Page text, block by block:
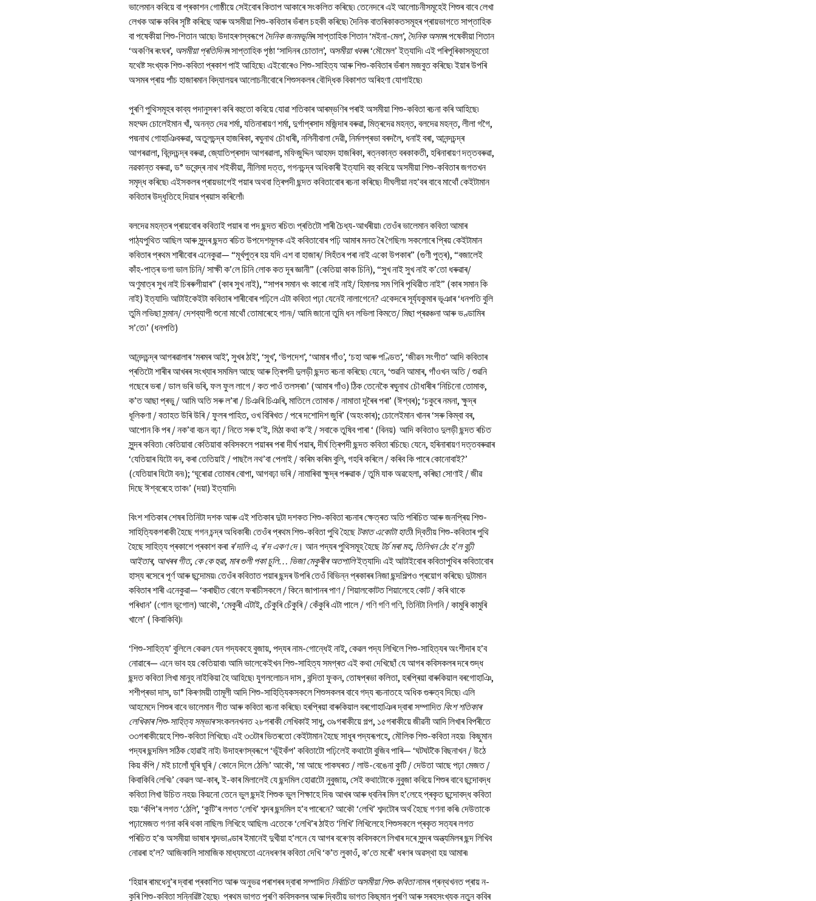
ভালেমান কবিয়ে বা প্ৰকাশন গোষ্ঠীয়ে সেইবোৰ কিতাপ আকাৰে সংকলিত কৰিছে৷ তেনেদৰে এই আলোচনীসমূহেই শিশুৰ বাবে লেখা
লেখক আৰু কবিৰ সৃষ্টি কৰিছে আৰু অসমীয়া শিশু-কবিতাৰ ভঁৰাল চহকী কৰিছে৷ দৈনিক বাতৰিকাকতসমূহৰ প্ৰায়ভাগতে সাপ্তাহিক
বা পষেকীয়া শিশু-শিতান আছে৷ উদাহৰণস্বৰূপে দৈনিক জনমভূমিৰ সাপ্তাহিক শিতান ‘মইনা-মেল’, দৈনিক অসমৰ পষেকীয়া শিতান
‘অকণিৰ ৰংঘৰ’, অসমীয়া প্ৰতিদিনৰ সাপ্তাহিক পৃষ্ঠা ‘সাদিনৰ চোতাল’, অসমীয়া খবৰৰ ‘মৌমেল’ ইত্যাদি৷ এই পৰিপূৰিকাসমূহতো
যথেষ্ট সংখ্যক শিশু-কবিতা প্ৰকাশ পাই আহিছে৷ এইবোৰেও শিশু-সাহিত্য আৰু শিশু-কবিতাৰ ভঁৰাল মজবুত কৰিছে৷ ইয়াৰ উপৰি
অসমৰ প্ৰায় পাঁচ হাজাৰমান বিদ্যালয়ৰ আলোচনীবোৰে শিশুসকলৰ বৌদ্ধিক বিকাশত অৰিহণা যোগাইছে৷
পুৰণি পুথিসমূহৰ কাব্য পদানুসৰণ কৰি বহুতো কবিয়ে যোৱা শতিকাৰ আৰম্ভণিৰ পৰাই অসমীয়া শিশু-কবিতা ৰচনা কৰি আহিছে৷
মহম্মদ চোলেইমান খাঁ, অনন্ত দেৱ শৰ্মা, যতিনাৰায়ণ শৰ্মা, দুৰ্গাপ্ৰসাদ মজিন্দাৰ বৰুৱা, মিত্ৰদেৱ মহন্ত, বলদেৱ মহন্ত, লীলা গগৈ,
পদ্মনাথ গোহাঞিবৰুৱা, অতুলচন্দ্ৰ হাজৰিকা, ৰঘুনাথ চৌধাৰী, নলিনীবালা দেৱী, নিৰ্মলপ্ৰভা বৰদলৈ, ধনাই বৰা, আনন্দচন্দ্ৰ
আগৰৱালা, বিনন্দচন্দ্ৰ বৰুৱা, জ্যোতিপ্ৰসাদ আগৰৱালা, মফিজুদ্দিন আহমদ হাজৰিকা, ৰত্নকান্ত বৰকাকতী, হৰিনাৰায়ণ দত্তবৰুৱা,
নৱকান্ত বৰুৱা, ড° ভবেন্দ্ৰ নাথ শইকীয়া, নীলিমা দত্ত, গগনচন্দ্ৰ অধিকাৰী ইত্যাদি বহু কবিয়ে অসমীয়া শিশু-কবিতাৰ জগতখন
সমৃদ্ধ কৰিছে৷ এইসকলৰ প্ৰায়ভাগেই পয়াৰ অথবা ত্ৰিপদী ছন্দত কবিতাবোৰ ৰচনা কৰিছে৷ দীঘলীয়া নহ’বৰ বাবে মাথোঁ কেইটামান
কবিতাৰ উদ্ধৃতিহে দিয়াৰ প্ৰয়াস কৰিলোঁ৷
বলদেৱ মহন্তৰ প্ৰায়বোৰ কবিতাই পয়াৰ বা পদ ছন্দত ৰচিত৷ প্ৰতিটো শাৰী চৈধ্য-আখৰীয়া৷ তেওঁৰ ভালেমান কবিতা আমাৰ
পাঠ্যপুথিত আছিল আৰু সুন্দৰ ছন্দত ৰচিত উপদেশমূলক এই কবিতাবোৰ পঢ়ি আমাৰ মনত ৰৈ গৈছিল৷ সকলোৰে প্ৰিয় কেইটামান
কবিতাৰ প্ৰথম শাৰীবোৰ এনেকুৱা— “মূৰ্খপুত্ৰ হয় যদি এশ বা হাজাৰ/ সিহঁতৰ পৰা নাই একো উপকাৰ” (গুণী পুত্ৰ), “বজালেই
কাঁহ-পাত্ৰ ভগা ভাল চিনি/ সাক্ষী ক’লে চিনি লোক কত দূৰ জ্ঞানী” (কেতিয়া কাক চিনি), “সুখ নাই সুখ নাই ক’তো ধৰুৱাৰ/
অণুমাত্ৰ সুখ নাই চিৰৰুগীয়াৰ” (কাৰ সুখ নাই), “সাপৰ সমান খং কাৰো নাই নাই/ হিমালয় সম গিৰি পৃথিৱীত নাই” (কাৰ সমান কি
নাই) ইত্যাদি৷ আটাইকেইটা কবিতাৰ শাৰীবোৰ পঢ়িলে এটা কবিতা পঢ়া যেনেই নালাগেনে? একেদৰে সূৰ্য্যকুমাৰ ভূঞাৰ ‘ধনপতি বুলি
তুমি লভিছা সন্মান/ দেশব্যাপী শুনো মাথোঁ তোমাৰেহে গান৷/ আমি জানো তুমি ধন লভিলা কিমতে/ মিছা প্ৰৱঞ্চনা আৰু ভণ্ডামিৰ
স’তে৷’ (ধনপতি)
আনন্দচন্দ্ৰ আগৰৱালাৰ ‘মৰমৰ আই’, সুখৰ ঠাই’, ‘সুখ’, ‘উপদেশ’, ‘আমাৰ গাঁও’, ‘চহা আৰু পণ্ডিত’, ‘জীৱন সংগীত’ আদি কবিতাৰ
প্ৰতিটো শাৰীৰ আখৰৰ সংখ্যাৰ সমমিল আছে আৰু ত্ৰিপদী দুলড়ী ছন্দত ৰচনা কৰিছে৷ যেনে, ‘শুৱনি আমাৰ, গাঁওখন অতি / শুৱনি
গছেৰে ভৰা / ডাল ভৰি ভৰি, ফল ফুল লাগে / কত পাওঁ তলসৰা৷’ (আমাৰ গাঁও) ঠিক তেনেকৈ ৰঘুনাথ চৌধাৰীৰ ‘নিচিনো তোমাক,
ক’ত আছা প্ৰভু / আমি অতি সৰু ল’ৰা / চিঞৰি চিঞৰি, মাতিলে তোমাক / নামাতা দূৰৈৰ পৰা’ (ঈশ্বৰ); ‘চকুৰে নমনা, ক্ষুদ্ৰ
ধূলিকণা / বতাহত উৰি উৰি / ফুলৰ পাহিত, ওখ বিৰিখত / পৰে দশোদিশ জুৰি’ (অহংকাৰ); চোলেইমান খানৰ ‘সৰু কিম্বা বৰ,
আপোন কি পৰ / নক’বা বচন বঢ়া / নিতে সৰু হ’ই, মিঠা কথা ক’ই / সবাকে তুষিব পাৰা ‘ (বিনয়) আদি কবিতাও দুলড়ী ছন্দত ৰচিত
সুন্দৰ কবিতা৷ কেতিয়াবা কেতিয়াবা কবিসকলে পয়াৰৰ পৰা দীৰ্ঘ পয়াৰ, দীৰ্ঘ ত্ৰিপদী ছন্দত কবিতা ৰচিছে৷ যেনে, হৰিনাৰায়ণ দত্তবৰুৱাৰ
‘যেতিয়াৰ যিটো বন, কৰা তেতিয়াই / পাছলৈ নথ’বা পেলাই / কৰিম কৰিম বুলি, গহৰি কৰিলে / কৰিব কি পাৰে কোনোবাই?’
(যেতিয়াৰ যিটো বন৷); ‘ঘূৰোৱা তোমাৰ বোপা, আগবঢ়া ভৰি / নামাৰিবা ক্ষুদ্ৰ পৰুৱাক / তুমি যাক অৱহেলা, কৰিছা সোণাই / জীৱ
দিছে ঈশ্বৰেহে তাক৷’ (দয়া) ইত্যাদি৷
বিংশ শতিকাৰ শেষৰ তিনিটা দশক আৰু এই শতিকাৰ দুটা দশকত শিশু-কবিতা ৰচনাৰ ক্ষেত্ৰত অতি পৰিচিত আৰু জনপ্ৰিয় শিশু-
সাহিত্যিকগৰাকী হৈছে গগন চন্দ্ৰ অধিকাৰী৷ তেওঁৰ প্ৰথম শিশু-কবিতা পুথি হৈছেটকাত একোটা হাতী৷ দ্বিতীয় শিশু-কবিতাৰ পুথি
হৈছে সাহিত্য প্ৰকাশে প্ৰকাশ কৰা ৰ’দালি এ, ৰ’দ একণ দে। আন পদ্যৰ পুথিসমূহ হৈছেটৰ্চ মৰা মহ, তিনিখন ঠেং হ’ল বুঢ়ী
আইতাৰ, আখৰৰ গীত, কে কে হুৱা, মাৰ গুলী পকা চুলি… ভিজা মেকুৰীৰ অতপালিইত্যাদি৷ এই আটাইবোৰ কবিতাপুথিৰ কবিতাবোৰ
হাস্য ৰসেৰে পূৰ্ণ আৰু ছন্দোময়৷ তেওঁৰ কবিতাত পয়াৰ ছন্দৰ উপৰি তেওঁ বিভিন্ন প্ৰকাৰৰ নিজা ছন্দশিল্পও প্ৰয়োগ কৰিছে৷ দুটামান
কবিতাৰ শাৰী এনেকুৱা— ‘কৰাছীত বোলে ফৰাচীসকলে / কিনে জাপানৰ পাণ / শিয়ালকোটত শিয়ালেহে কোট / কৰি থাকে
পৰিধান’ (গোল ভূগোল) আকৌ, ‘মেকুৰী এটাই, চেঁকুৰি চেঁকুৰি / কেঁকুৰি এটা পালে / গণি গণি গণি, তিনিটা নিগনি / কামুৰি কামুৰি
খালে’ ( কিবাকিবি)৷
‘শিশু-সাহিত্য’ বুলিলে কেৱল যেন গদ্যকহে বুজায়, পদ্যৰ নাম-গোন্ধেই নাই, কেৱল পদ্য লিখিলে শিশু-সাহিত্যৰ অংশীদাৰ হ’ব
নোৱাৰে— এনে ভাব হয় কেতিয়াবা৷ আমি ভালেকেইখন শিশু-সাহিত্য সমগ্ৰত এই কথা দেখিছোঁ যে আগৰ কবিসকলৰ দৰে শুদ্ধ
ছন্দত কবিতা লিখা মানুহ নাইকিয়া হৈ আহিছে৷ যুগললোচন দাস , বন্দিতা ফুকন, তোষপ্ৰভা কলিতা, হৰপ্ৰিয়া বাৰুকিয়াল বৰগোহাঞি,
শশীপ্ৰভা দাস, ডা° কিৰণময়ী তামূলী আদি শিশু-সাহিত্যিকসকলে শিশুসকলৰ বাবে গদ্য ৰচনাতহে অধিক গুৰুত্ব দিছে৷ এলি
আহমেদে শিশুৰ বাবে ভালেমান গীত আৰু কবিতা ৰচনা কৰিছে৷ হৰপ্ৰিয়া বাৰুকিয়াল বৰগোহাঞিৰ দ্বাৰা সম্পাদিতবিংশ শতিকাৰ
লেখিকাৰ শিশু-সাহিত্য সম্ভাৰসংকলনখনত ২৮গৰাকী লেখিকাই সাধু, ৩৯গৰাকীয়ে গল্প, ১৫গৰাকীয়ে জীৱনী আদি লিখাৰ বিপৰীতে
৩৩গৰাকীয়েহে শিশু-কবিতা লিখিছে৷ এই ৩৩টাৰ ভিতৰতো কেইটামান হৈছে সাধুৰ পদ্যৰূপহে, মৌলিক শিশু-কবিতা নহয়৷ কিছুমান
পদ্যৰ ছন্দমিল সঠিক হোৱাই নাই৷ উদাহৰণস্বৰূপে ‘ভূঁইকঁপ’ কবিতাটো পঢ়িলেই কথাটো বুজিব পাৰি— ‘ঘটঘটকৈ বিছনাখন / উঠে
কিয় কঁপি / মই চালোঁ ঘূৰি ঘূৰি / কোনে দিলে ঠেলি৷’ আকৌ, ‘মা আছে পাকঘৰত / লাউ-বেঙেনা কুটি / দেউতা আছে পঢ়া মেজত /
কিবাকিবি লেখি৷’ কেৱল আ-কাৰ, ই-কাৰ মিলালেই যে ছন্দমিল হোৱাটো নুবুজায়, সেই কথাটোকে নুবুজা কবিয়ে শিশুৰ বাবে ছন্দোবদ্ধ
কবিতা লিখা উচিত নহয়৷ কিয়নো তেনে ভুল ছন্দই শিশুক ভুল শিক্ষাহে দিব৷ আখৰ আৰু ধ্বনিৰ মিল হ’লেহে প্ৰকৃত ছন্দোবদ্ধ কবিতা
হয়৷ ‘কঁপি’ৰ লগত ‘ঠেলি’, ‘কুটি’ৰ লগত ‘লেখি’ শব্দৰ ছন্দমিল হ’ব পাৰেনে? আকৌ ‘লেখি’ শব্দটোৰ অৰ্থ হৈছে গণনা কৰি৷ দেউতাকে
পঢ়ামেজত গণনা কৰি থকা নাছিল৷ লিখিহে আছিল৷ এতেকে ‘লেখি’ৰ ঠাইত ‘লিখি’ লিখিলেহে শিশুসকলে প্ৰকৃত সত্যৰ লগত
পৰিচিত হ’ব৷ অসমীয়া ভাষাৰ শব্দভাণ্ডাৰ ইমানেই দুখীয়া হ’লনে যে আগৰ বৰেণ্য কবিসকলে লিখাৰ দৰে সুন্দৰ অন্ত্যমিলৰ ছন্দ লিখিব
নোৱৰা হ’ল? আজিকালি সামাজিক মাধ্যমতো এনেধৰণৰ কবিতা দেখি ‘ক’ত লুকাওঁ, ক’তে মৰোঁ’ ধৰণৰ অৱস্থা হয় আমাৰ৷
‘হিয়াৰ ৰামধেনু’ৰ দ্বাৰা প্ৰকাশিত আৰু অনুভৱ পৰাশৰৰ দ্বাৰা সম্পাদিতনিৰ্বাচিত অসমীয়া শিশু-কবিতানামৰ গ্ৰন্থখনত প্ৰায় ন-
কুৰি শিশু-কবিতা সন্নিৱিষ্ট হৈছে৷ প্ৰথম ভাগত পুৰণি কবিসকলৰ আৰু দ্বিতীয় ভাগত কিছুমান পুৰণি আৰু সৰহসংখ্যক নতুন কবিৰ